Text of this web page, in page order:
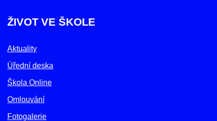
ŽIVOT VE ŠKOLE
Aktuality
Úřední deska
Škola Online
Omlouvání
Fotogalerie